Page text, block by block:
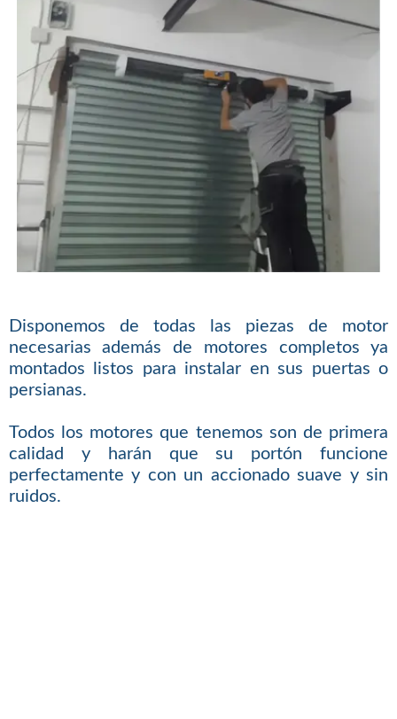
Disponemos de todas las piezas de motor
necesarias además de motores completos ya
montados listos para instalar en sus puertas o
persianas.
Todos los motores que tenemos son de primera
calidad y harán que su portón funcione
perfectamente y con un accionado suave y sin
ruidos.